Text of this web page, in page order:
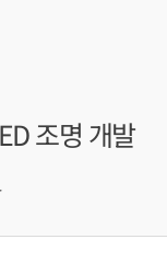
조명 개발